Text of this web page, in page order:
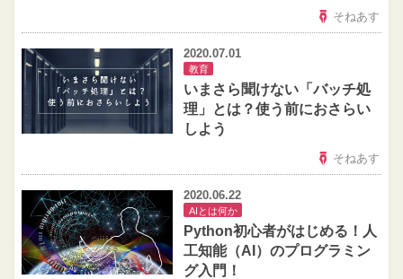
そねあす
2020.07.01
教育
いまさら聞けない「バッチ処
理」とは？使う前におさらい
しよう
そねあす
2020.06.22
AIとは何か
Python初心者がはじめる！人
工知能（AI）のプログラミン
グ入門！